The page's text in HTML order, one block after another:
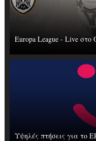
Europa League - Live
Υψηλές πτήσεις για το